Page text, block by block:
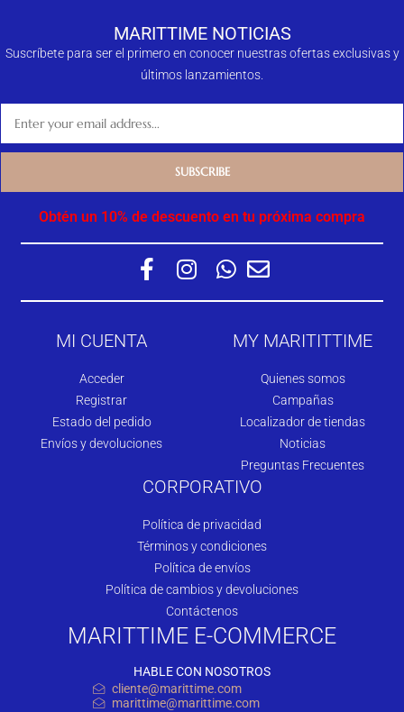
MARITTIME NOTICIAS
Suscríbete para ser el primero en conocer nuestras ofertas exclusivas y
últimos lanzamientos.
Obtén un 10% de descuento en tu próxima compra
MI CUENTA
Acceder
Registrar
Estado del pedido
Envíos y devoluciones
MY MARITITTIME
Quienes somos
Campañas
Localizador de tiendas
Noticias
Preguntas Frecuentes
CORPORATIVO
Política de privacidad
Términos y condiciones
Política de envíos
Política de cambios y devoluciones
Contáctenos
MARITTIME E-COMMERCE
HABLE CON NOSOTROS
cliente@marittime.com
marittime@marittime.com